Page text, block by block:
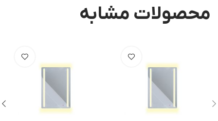
محصولات مشابه